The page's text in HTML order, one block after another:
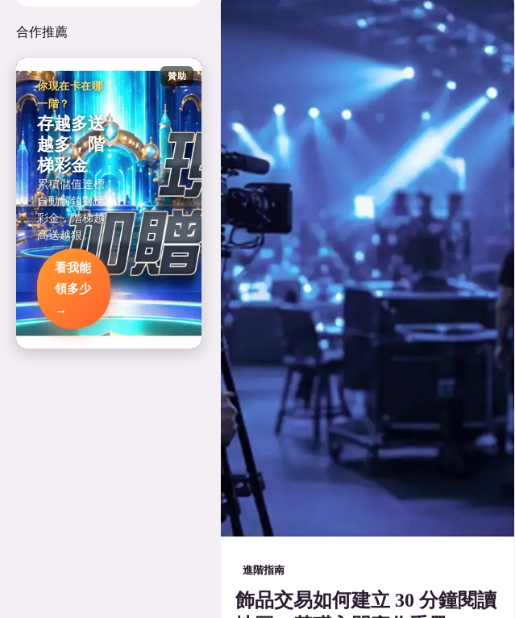
合作推薦
贊助
你現在卡在哪
一階？
存越多送
越多，階
梯彩金
累積儲值達標
自動解鎖對應
彩金，階梯越
高送越狠。
看我能
領多少
→
進階指南
飾品交易如何建立 30 分鐘閱讀